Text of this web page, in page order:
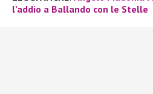
l’addio a Ballando con le Stelle